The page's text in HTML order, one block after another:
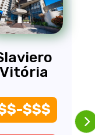
$$$